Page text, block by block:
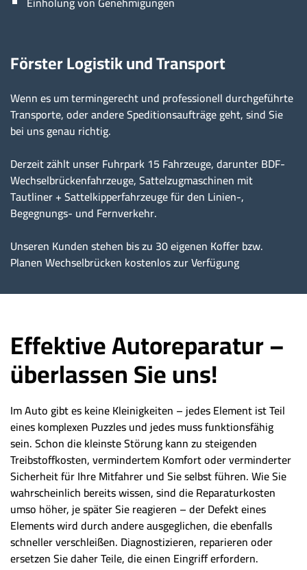
Förster Logistik und Transport
Wenn es um termingerecht und professionell durchgeführte
Transporte, oder andere Speditionsaufträge geht, sind Sie
bei uns genau richtig.
Derzeit zählt unser Fuhrpark 15 Fahrzeuge, darunter BDF-
Wechselbrückenfahrzeuge, Sattelzugmaschinen mit
Tautliner + Sattelkipperfahrzeuge für den Linien-,
Begegnungs- und Fernverkehr.
Unseren Kunden stehen bis zu 30 eigenen Koffer bzw.
Planen Wechselbrücken kostenlos zur Verfügung
Effektive Autoreparatur –
überlassen Sie uns!
Im Auto gibt es keine Kleinigkeiten – jedes Element ist Teil
eines komplexen Puzzles und jedes muss funktionsfähig
sein. Schon die kleinste Störung kann zu steigenden
Treibstoffkosten, vermindertem Komfort oder verminderter
Sicherheit für Ihre Mitfahrer und Sie selbst führen. Wie Sie
wahrscheinlich bereits wissen, sind die Reparaturkosten
umso höher, je später Sie reagieren – der Defekt eines
Elements wird durch andere ausgeglichen, die ebenfalls
schneller verschleißen. Diagnostizieren, reparieren oder
ersetzen Sie daher Teile, die einen Eingriff erfordern.